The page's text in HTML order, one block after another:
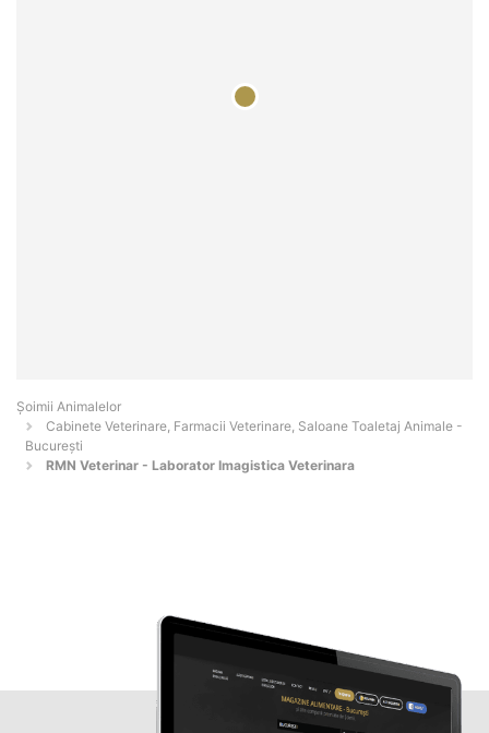
Şoimii Animalelor
Cabinete Veterinare, Farmacii Veterinare, Saloane Toaletaj Animale -
Bucureşti
RMN Veterinar - Laborator Imagistica Veterinara